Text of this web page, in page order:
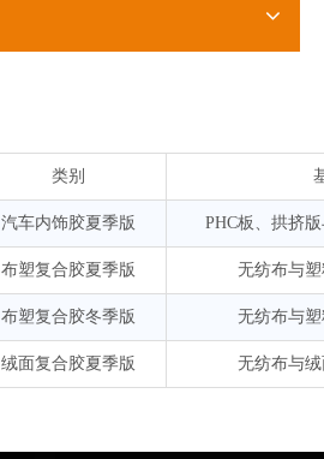
类别
汽车内饰胶夏季版 PHC板、拱挤
布塑复合胶夏季版 无纺布与
布塑复合胶冬季版 无纺布与
绒面复合胶夏季版 无纺布与